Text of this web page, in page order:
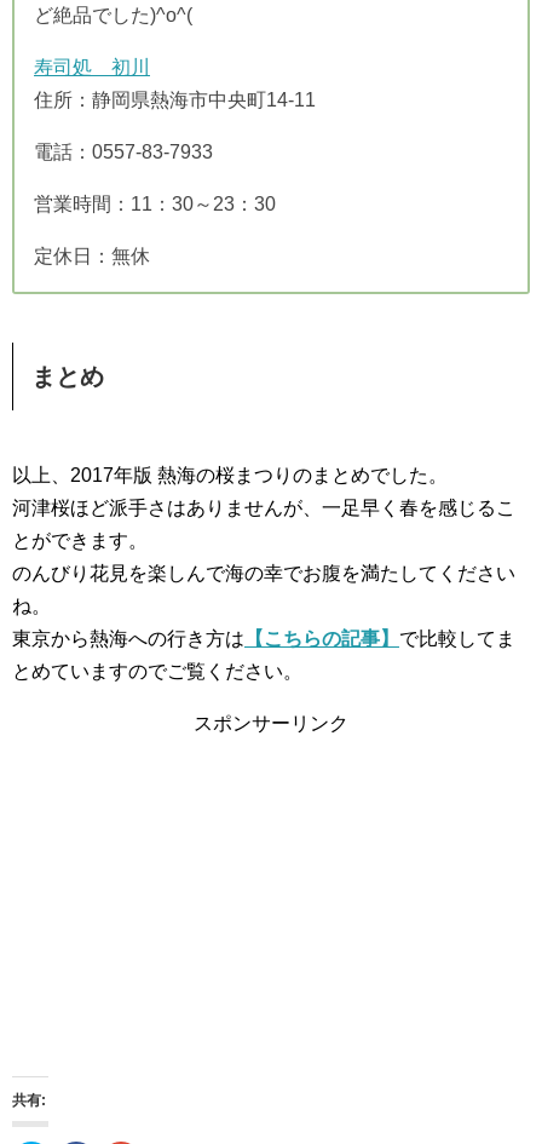
ど絶品でした)^o^(
寿司処 初川
住所：静岡県熱海市中央町14-11
電話：0557-83-7933
営業時間：11：30～23：30
定休日：無休
まとめ
以上、2017年版 熱海の桜まつりのまとめでした。
河津桜ほど派手さはありませんが、一足早く春を感じるこ
とができます。
のんびり花見を楽しんで海の幸でお腹を満たしてください
ね。
東京から熱海への行き方は 【こちらの記事】 で比較してま
とめていますのでご覧ください。
スポンサーリンク
共有: